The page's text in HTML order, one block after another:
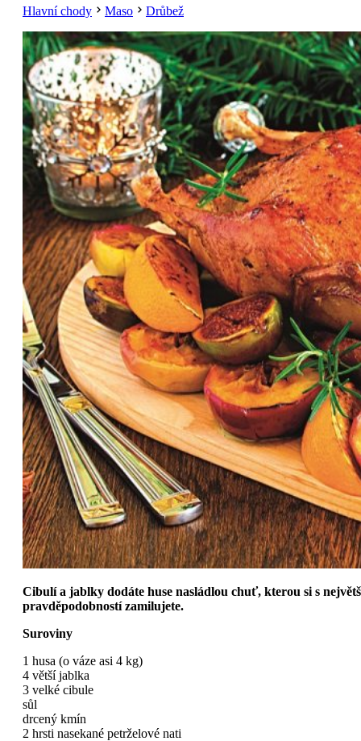
Hlavní chody Maso Drůbež
Cibulí a jablky dodáte huse nasládlou chuť, kterou si s
pravděpodobností zamilujete.
Suroviny
1 husa (o váze asi 4 kg)
4 větší jablka
3 velké cibule
sůl
drcený kmín
2 hrsti nasekané petrželové nati